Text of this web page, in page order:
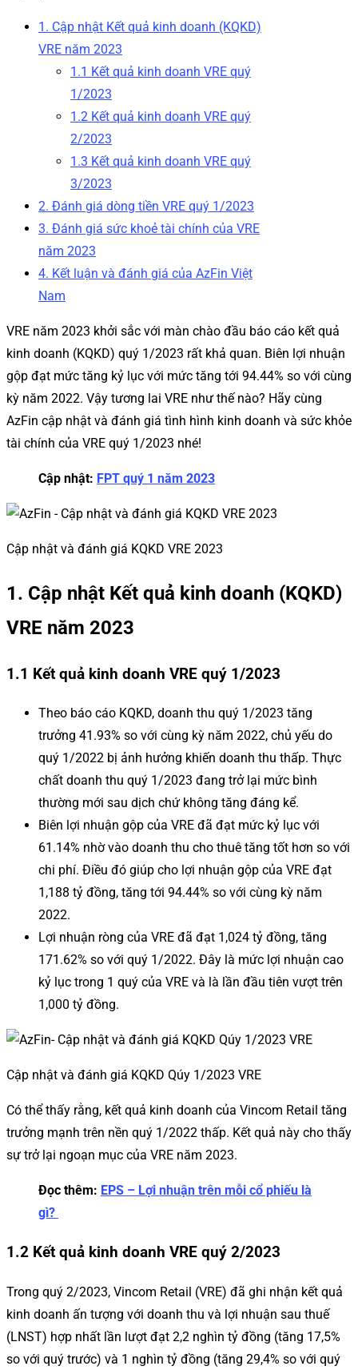
1. Cập nhật Kết quả kinh doanh (KQKD)
VRE năm 2023
1.1 Kết quả kinh doanh VRE quý
1/2023
1.2 Kết quả kinh doanh VRE quý
2/2023
1.3 Kết quả kinh doanh VRE quý
3/2023
2. Đánh giá dòng tiền VRE quý 1/2023
3. Đánh giá sức khoẻ tài chính của VRE
năm 2023
4. Kết luận và đánh giá của AzFin Việt
Nam
VRE năm 2023 khởi sắc với màn chào đầu báo cáo kết quả
kinh doanh (KQKD) quý 1/2023 rất khả quan. Biên lợi nhuận
gộp đạt mức tăng kỷ lục với mức tăng tới 94.44% so với cùng
kỳ năm 2022. Vậy tương lai VRE như thế nào? Hãy cùng
AzFin cập nhật và đánh giá tình hình kinh doanh và sức khỏe
tài chính của VRE quý 1/2023 nhé!
Cập nhật: FPT quý 1 năm 2023
Cập nhật và đánh giá KQKD VRE 2023
1. Cập nhật Kết quả kinh doanh (KQKD)
VRE năm 2023
1.1 Kết quả kinh doanh VRE quý 1/2023
Theo báo cáo KQKD, doanh thu quý 1/2023 tăng
trưởng 41.93% so với cùng kỳ năm 2022, chủ yếu do
quý 1/2022 bị ảnh hưởng khiến doanh thu thấp. Thực
chất doanh thu quý 1/2023 đang trở lại mức bình
thường mới sau dịch chứ không tăng đáng kể.
Biên lợi nhuận gộp của VRE đã đạt mức kỷ lục với
61.14% nhờ vào doanh thu cho thuê tăng tốt hơn so với
chi phí. Điều đó giúp cho lợi nhuận gộp của VRE đạt
1,188 tỷ đồng, tăng tới 94.44% so với cùng kỳ năm
2022.
Lợi nhuận ròng của VRE đã đạt 1,024 tỷ đồng, tăng
171.62% so với quý 1/2022. Đây là mức lợi nhuận cao
kỷ lục trong 1 quý của VRE và là lần đầu tiên vượt trên
1,000 tỷ đồng.
Cập nhật và đánh giá KQKD Qúy 1/2023 VRE
Có thể thấy rằng, kết quả kinh doanh của Vincom Retail tăng
trưởng mạnh trên nền quý 1/2022 thấp. Kết quả này cho thấy
sự trở lại ngoạn mục của VRE năm 2023.
Đọc thêm: EPS – Lợi nhuận trên mỗi cổ phiếu là
gì?
1.2 Kết quả kinh doanh VRE quý 2/2023
Trong quý 2/2023, Vincom Retail (VRE) đã ghi nhận kết quả
kinh doanh ấn tượng với doanh thu và lợi nhuận sau thuế
(LNST) hợp nhất lần lượt đạt 2,2 nghìn tỷ đồng (tăng 17,5%
so với quý trước) và 1 nghìn tỷ đồng (tăng 29,4% so với quý